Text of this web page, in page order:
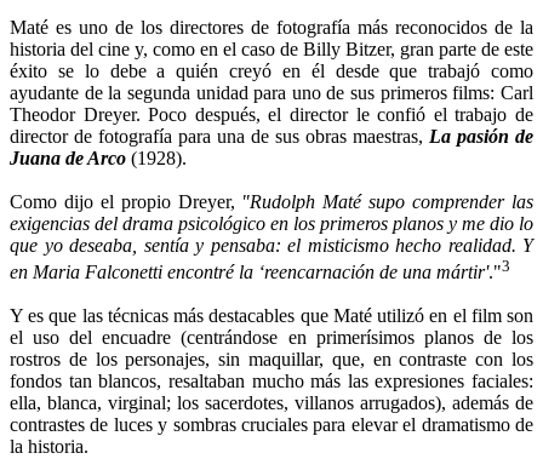
Maté es uno de los directores de fotografía más reconocidos de la
historia del cine y, como en el caso de Billy Bitzer, gran parte de este
éxito se lo debe a quién creyó en él desde que trabajó como
ayudante de la segunda unidad para uno de sus primeros films: Carl
Theodor Dreyer. Poco después, el director le confió el trabajo de
director de fotografía para una de sus obras maestras, La pasión de
Juana de Arco (1928).
Como dijo el propio Dreyer, "Rudolph Maté supo comprender las
exigencias del drama psicológico en los primeros planos y me dio lo
que yo deseaba, sentía y pensaba: el misticismo hecho realidad. Y
en Maria Falconetti encontré la ‘reencarnación de una mártir'."3
Y es que las técnicas más destacables que Maté utilizó en el film son
el uso del encuadre (centrándose en primerísimos planos de los
rostros de los personajes, sin maquillar, que, en contraste con los
fondos tan blancos, resaltaban mucho más las expresiones faciales:
ella, blanca, virginal; los sacerdotes, villanos arrugados), además de
contrastes de luces y sombras cruciales para elevar el dramatismo de
la historia.